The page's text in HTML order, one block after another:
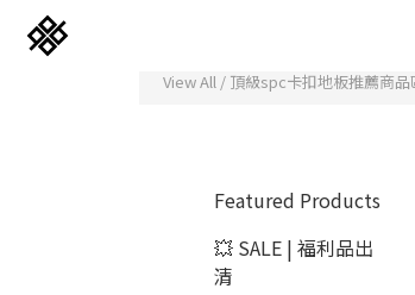
View All / 頂級spc卡扣地板推薦商品
Featured Products
💥 SALE | 福利品出
清